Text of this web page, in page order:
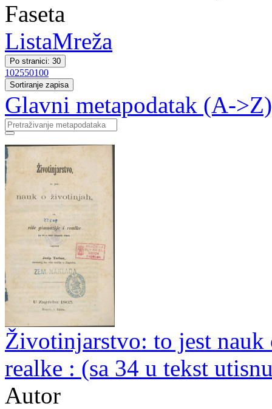
Faseta
ListaMreža
Po stranici: 30
102550100
Sortiranje zapisa
Glavni metapodatak (A->Z)
Životinjarstvo: to jest
realke : (sa 34 u tekst
Autor